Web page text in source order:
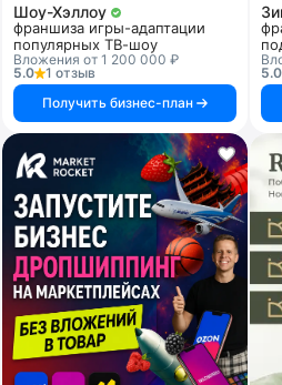
Шоу-Хэллоу
франшиза игры-адаптации
популярных ТВ-шоу
Вложения от 1 200 000 ₽
5.0
1 отзыв
Получить бизнес-план
5.0